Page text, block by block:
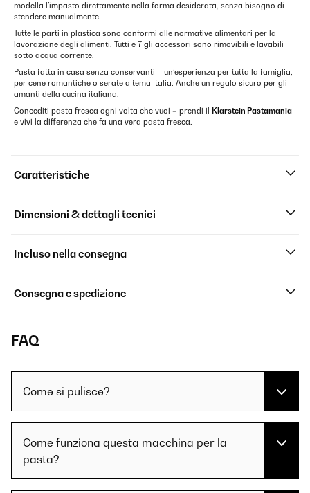
modella l’impasto direttamente nella forma desiderata, senza bisogno di
stendere manualmente.
Tutte le parti in plastica sono conformi alle normative alimentari per la
lavorazione degli alimenti. Tutti e 7 gli accessori sono rimovibili e lavabili
sotto acqua corrente.
Pasta fatta in casa senza conservanti – un’esperienza per tutta la famiglia,
per cene romantiche o serate a tema Italia. Anche un regalo sicuro per gli
amanti della cucina italiana.
Concediti pasta fresca ogni volta che vuoi – prendi il
Klarstein Pastamania
e vivi la differenza che fa una vera pasta fresca.
Caratteristiche
Dimensioni & dettagli tecnici
Incluso nella consegna
Consegna e spedizione
FAQ
Come si pulisce?
Come funziona questa macchina per la
pasta?